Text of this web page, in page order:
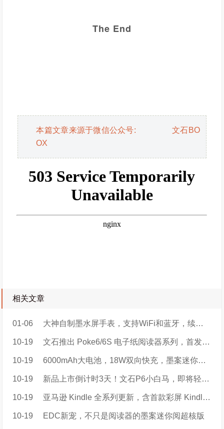
The End
本篇文章来源于微信公众号: 文石BO
OX
相关文章
01-06 大神自制墨水屏手表，支持WiFi和蓝牙，续航可达5天
10-19 文石推出 Poke6/6S 电子纸阅读器系列，首发 899 元起
10-19 6000mAh大电池，18W双向快充，墨案迷你阅超核版开启电子书新赛道
10-19 ​新品上市倒计时3天！文石P6小白马，即将轻盈登场！
10-19 亚马逊 Kindle 全系列更新，含首款彩屏 Kindle Colorsoft
10-19 EDC新宠，不只是阅读器的墨案迷你阅超核版